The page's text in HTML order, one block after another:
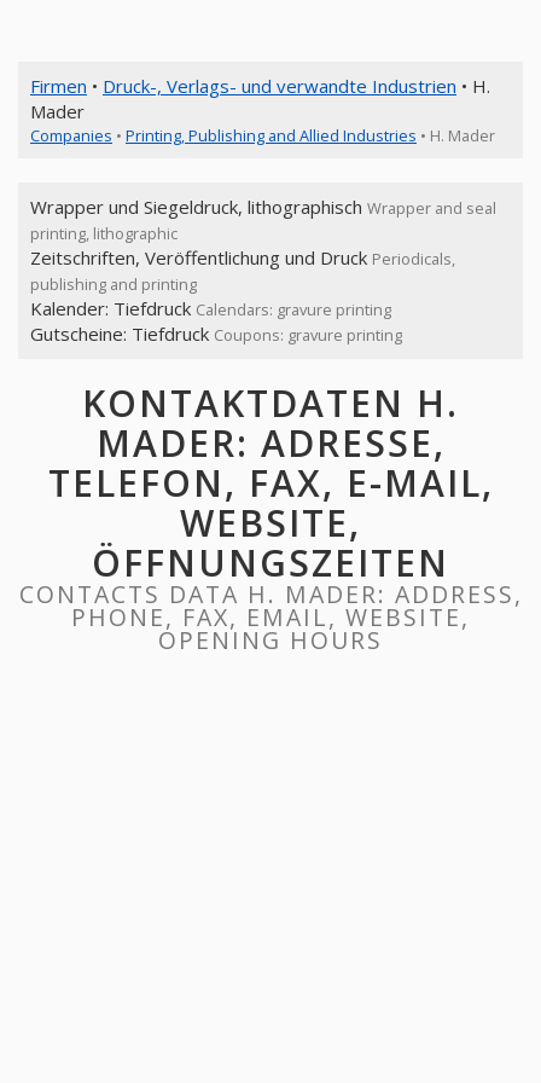
Firmen • Druck-, Verlags- und verwandte Industrien • H.
Mader
Companies • Printing, Publishing and Allied Industries • H. Mader
Wrapper und Siegeldruck, lithographisch Wrapper and seal
printing, lithographic
Zeitschriften, Veröffentlichung und Druck Periodicals,
publishing and printing
Kalender: Tiefdruck Calendars: gravure printing
Gutscheine: Tiefdruck Coupons: gravure printing
KONTAKTDATEN H.
MADER: ADRESSE,
TELEFON, FAX, E-MAIL,
WEBSITE,
ÖFFNUNGSZEITEN
CONTACTS DATA H. MADER: ADDRESS,
PHONE, FAX, EMAIL, WEBSITE,
OPENING HOURS